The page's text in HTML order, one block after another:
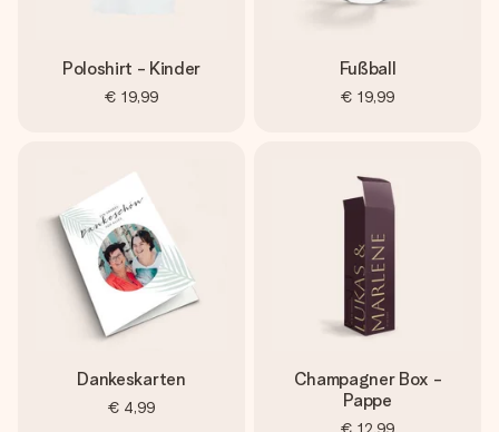
Poloshirt - Kinder
€ 19,99
Fußball
€ 19,99
Dankeskarten
€ 4,99
Champagner Box -
Pappe